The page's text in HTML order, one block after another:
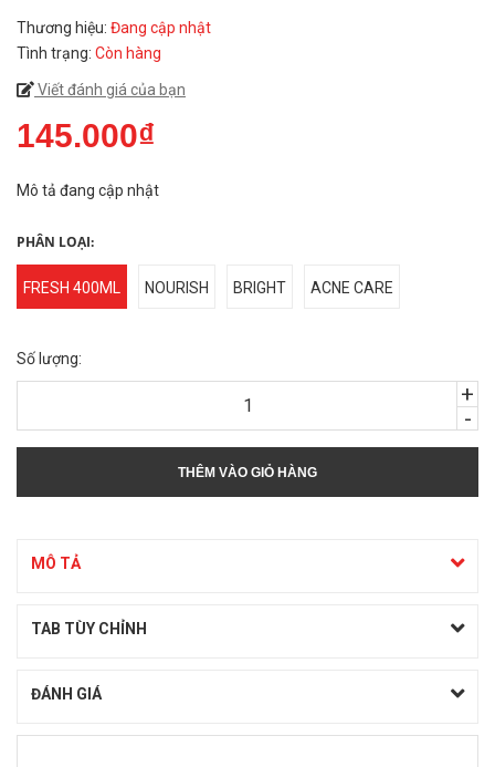
Thương hiệu: Đang cập nhật
Tình trạng: Còn hàng
Viết đánh giá của bạn
145.000₫
Mô tả đang cập nhật
PHÂN LOẠI:
FRESH 400ML NOURISH BRIGHT ACNE CARE
Số lượng:
-
+
THÊM VÀO GIỎ HÀNG
MÔ TẢ
TAB TÙY CHỈNH
ĐÁNH GIÁ